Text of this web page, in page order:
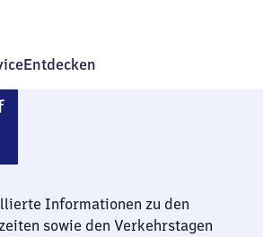
Entdecken
Pirmasens
Informationen zu den
sowie den Verkehrstagen